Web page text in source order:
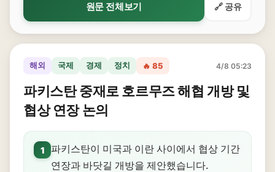
원문 전체보기 🔗 공유
해외 국제 경제 정치 🔥 85 4/8 05:23
파키스탄 중재로 호르무즈 해협 개방 및
협상 연장 논의
1
파키스탄이 미국과 이란 사이에서 협상 기간
연장과 바닷길 개방을 제안했습니다.